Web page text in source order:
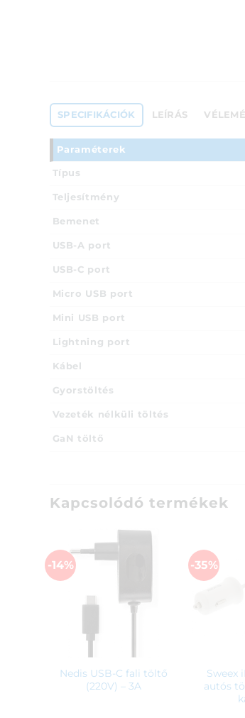
SPECIFIKÁCIÓK LEÍRÁS
Paraméterek
Típus
Teljesítmény
Bemenet
USB-A port
USB-C port
Micro USB port
Mini USB port
Lightning port
Kábel
Gyorstöltés
Vezeték nélküli töltés
GaN töltő
Kapcsolódó termékek
-14%
Nedis USB-C fali töltő
(220V) – 3A
-35%
Sweex
autós